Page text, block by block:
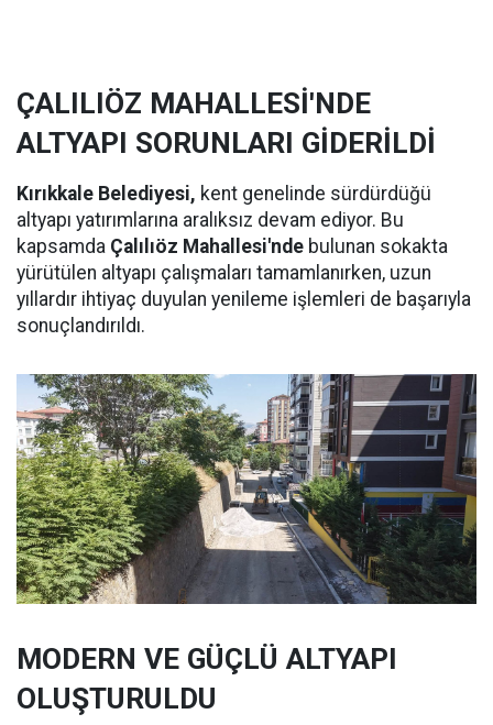
ÇALILIÖZ MAHALLESİ'NDE
ALTYAPI SORUNLARI GİDERİLDİ
Kırıkkale Belediyesi, kent genelinde sürdürdüğü
altyapı yatırımlarına aralıksız devam ediyor. Bu
kapsamda Çalılıöz Mahallesi'nde bulunan sokakta
yürütülen altyapı çalışmaları tamamlanırken, uzun
yıllardır ihtiyaç duyulan yenileme işlemleri de başarıyla
sonuçlandırıldı.
MODERN VE GÜÇLÜ ALTYAPI
OLUŞTURULDU